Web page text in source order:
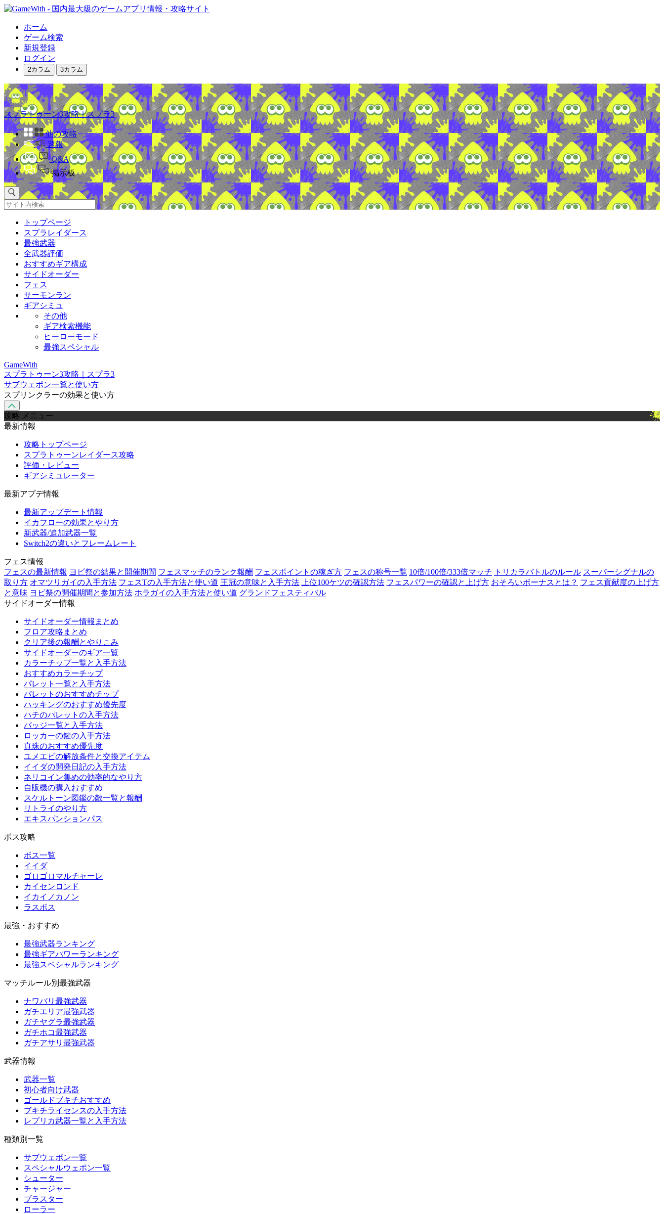
ホーム
ゲーム検索
新規登録
ログイン
2カラム 3カラム
スプラトゥーン3攻略｜スプラ3
他の攻略
速報
Q&A
掲示板
トップページ
スプラレイダース
最強武器
全武器評価
おすすめギア構成
サイドオーダー
フェス
サーモンラン
ギアシミュ
その他
ギア検索機能
ヒーローモード
最強スペシャル
GameWith
スプラトゥーン3攻略｜スプラ3
サブウェポン一覧と使い方
スプリンクラーの効果と使い方
攻略 メニュー
最新情報
攻略トップページ
スプラトゥーンレイダース攻略
評価・レビュー
ギアシミュレーター
最新アプデ情報
最新アップデート情報
イカフローの効果とやり方
新武器/追加武器一覧
Switch2の違いとフレームレート
フェス情報
フェスの最新情報 ヨビ祭の結果と開催期間 フェスマッチのランク報酬 フェスポイントの稼ぎ方 フェスの称号一覧 10倍/100倍/333倍マッチ トリカラバトルのルール スーパーシグナルの
取り方 オマツリガイの入手方法 フェスTの入手方法と使い道 王冠の意味と入手方法 上位100ケツの確認方法 フェスパワーの確認と上げ方 おそろいボーナスとは？ フェス貢献度の上げ方
と意味 ヨビ祭の開催期間と参加方法 ホラガイの入手方法と使い道 グランドフェスティバル
サイドオーダー情報
サイドオーダー情報まとめ
フロア攻略まとめ
クリア後の報酬とやりこみ
サイドオーダーのギア一覧
カラーチップ一覧と入手方法
おすすめカラーチップ
パレット一覧と入手方法
パレットのおすすめチップ
ハッキングのおすすめ優先度
ハチのパレットの入手方法
バッジ一覧と入手方法
ロッカーの鍵の入手方法
真珠のおすすめ優先度
ユメエビの解放条件と交換アイテム
イイダの開発日記の入手方法
ネリコイン集めの効率的なやり方
自販機の購入おすすめ
スケルトーン図鑑の敵一覧と報酬
リトライのやり方
エキスパンションパス
ボス攻略
ボス一覧
イイダ
ゴロゴロマルチャーレ
カイセンロンド
イカイノカノン
ラスボス
最強・おすすめ
最強武器ランキング
最強ギアパワーランキング
最強スペシャルランキング
マッチルール別最強武器
ナワバリ最強武器
ガチエリア最強武器
ガチヤグラ最強武器
ガチホコ最強武器
ガチアサリ最強武器
武器情報
武器一覧
初心者向け武器
ゴールドブキチおすすめ
ブキチライセンスの入手方法
レプリカ武器一覧と入手方法
種類別一覧
サブウェポン一覧
スペシャルウェポン一覧
シューター
チャージャー
ブラスター
ローラー